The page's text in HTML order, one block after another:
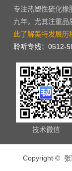
专注热塑性硫化橡
九年，尤其注重品
此了解美特发展历
聆听专线：0512-
技术微信
Copyright © 张